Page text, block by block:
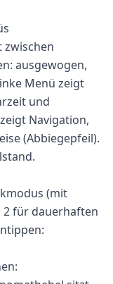
zwischen
ausgewogen,
Menü zeigt
und
Navigation,
(Abbiegepfeil).
(mit
2 für dauerhaften